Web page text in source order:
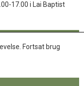
17.00 i Lai Baptist
Fortsat brug